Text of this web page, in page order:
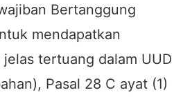
Bertanggung
mendapatkan
tertuang dalam UUD
Pasal 28 C ayat (1)